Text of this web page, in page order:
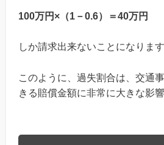
100万円×（1－0.6）＝40万円
しか請求出来ないことになります
このように、過失割合は、交通
きる賠償金額に非常に大きな影